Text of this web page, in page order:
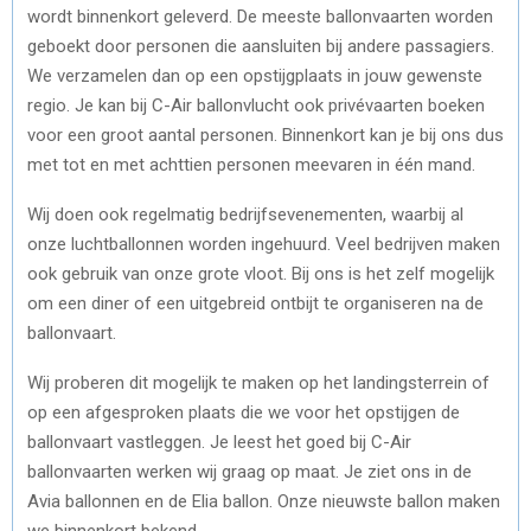
wordt binnenkort geleverd. De meeste ballonvaarten worden
geboekt door personen die aansluiten bij andere passagiers.
We verzamelen dan op een opstijgplaats in jouw gewenste
regio. Je kan bij C-Air ballonvlucht ook privévaarten boeken
voor een groot aantal personen. Binnenkort kan je bij ons dus
met tot en met achttien personen meevaren in één mand.
Wij doen ook regelmatig bedrijfsevenementen, waarbij al
onze luchtballonnen worden ingehuurd. Veel bedrijven maken
ook gebruik van onze grote vloot. Bij ons is het zelf mogelijk
om een diner of een uitgebreid ontbijt te organiseren na de
ballonvaart.
Wij proberen dit mogelijk te maken op het landingsterrein of
op een afgesproken plaats die we voor het opstijgen de
ballonvaart vastleggen. Je leest het goed bij C-Air
ballonvaarten werken wij graag op maat. Je ziet ons in de
Avia ballonnen en de Elia ballon. Onze nieuwste ballon maken